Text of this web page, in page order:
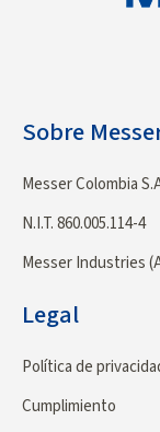
Sobre
Messer Colombia
N.I.T. 860.005.114-4
Messer Industries
Legal
Política de
Cumplimiento